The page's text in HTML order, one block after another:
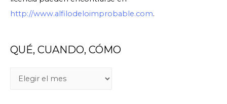
http://www.alfilodeloimprobable.com.
QUÉ, CUANDO, CÓMO